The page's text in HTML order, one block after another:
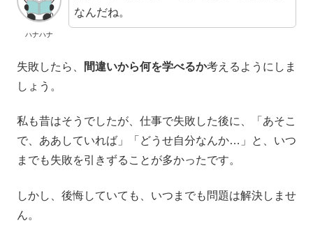
ハナハナ
なんだね。
失敗したら、 間違いから何を学べるか考えるようにしま
しょう。
私も昔はそうでしたが、仕事で失敗した後に、「あそこ
で、ああしていれば」「どうせ自分なんか…」と、いつ
までも失敗を引きずることが多かったです。
しかし、後悔していても、いつまでも問題は解決しませ
ん。